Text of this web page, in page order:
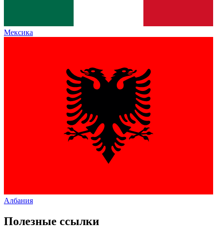
Мексика
Албания
Полезные ссылки